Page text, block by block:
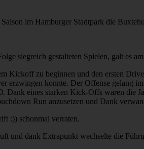
im Hamburger Stadtpark die
siegreich gestalteten Spielen, galt es
zu beginnen und den ersten
erzwingen konnte. Der Offense gelang
eines starken Kick-Offs waren die
Run anzusetzen und Dank
:)) schonmal verraten.
und dank Extrapunkt wechselte die